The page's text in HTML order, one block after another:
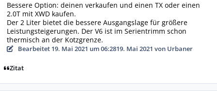
Bessere Option: deinen verkaufen und einen TX oder einen
2.0T mit XWD kaufen.
Der 2 Liter bietet die bessere Ausgangslage für größere
Leistungsteigerungen. Der V6 ist im Serientrimm schon
thermisch an der Kotzgrenze.
Bearbeitet 19. Mai 2021 um 06:2819. Mai 2021 von Urbaner
Zitat